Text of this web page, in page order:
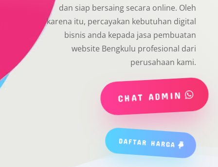
dan siap bersaing secara online. Oleh
karena itu, percayakan kebutuhan digital
bisnis anda kepada jasa pembuatan
website Bengkulu profesional dari
perusahaan kami.
CHAT ADMIN
DAFTAR HARGA